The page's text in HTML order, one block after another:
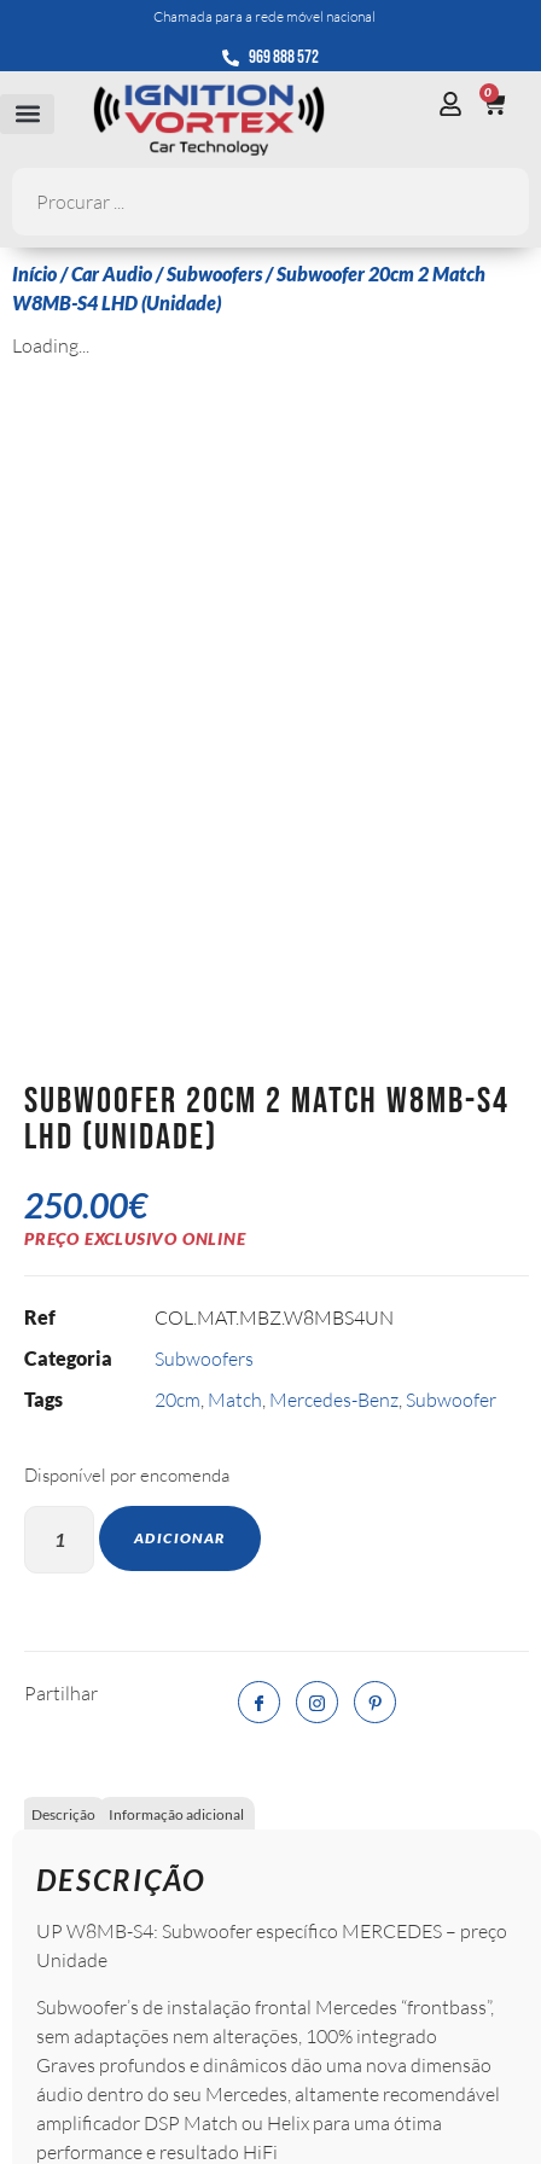
Chamada para a rede móvel nacional
969 888 572
0
Início/Car Audio/Subwoofers/ Subwoofer 20cm 2 Match
W8MB-S4 LHD (Unidade)
Loading...
Subwoofer 20cm 2 Match W8MB-S4
LHD (Unidade)
250.00€
PREÇO EXCLUSIVO ONLINE
Ref COL.MAT.MBZ.W8MBS4UN
Categoria Subwoofers
Tags 20cm Match Mercedes-Benz Subwoofer
Disponível por encomenda
ADICIONAR
Partilhar
Descrição Informação adicional
DESCRIÇÃO
UP W8MB-S4: Subwoofer específico MERCEDES – preço
Unidade
Subwoofer’s de instalação frontal Mercedes “frontbass”,
sem adaptações nem alterações, 100% integrado
Graves profundos e dinâmicos dão uma nova dimensão
áudio dentro do seu Mercedes, altamente recomendável
amplificador DSP Match ou Helix para uma ótima
performance e resultado HiFi